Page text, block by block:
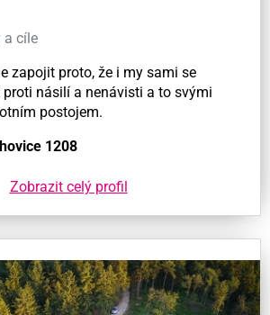
a cíle
zapojit proto, že i my sami se
násilí a nenávisti a to svými
postojem.
1208
Zobrazit celý profil